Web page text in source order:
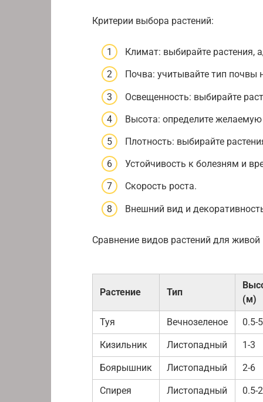
Критерии выбора растений:
Климат: выбирайте растения,
Почва: учитывайте тип почвы
Освещенность: выбирайте
Высота: определите
Плотность: выбирайте
Устойчивость к болезням и
Скорость роста.
Внешний вид и
Сравнение видов растений для живой
Растение Тип
(м)
Туя Вечнозеленое 0.5-5
Кизильник Листопадный 1-3
Боярышник Листопадный 2-6
Спирея Листопадный 0.5-2